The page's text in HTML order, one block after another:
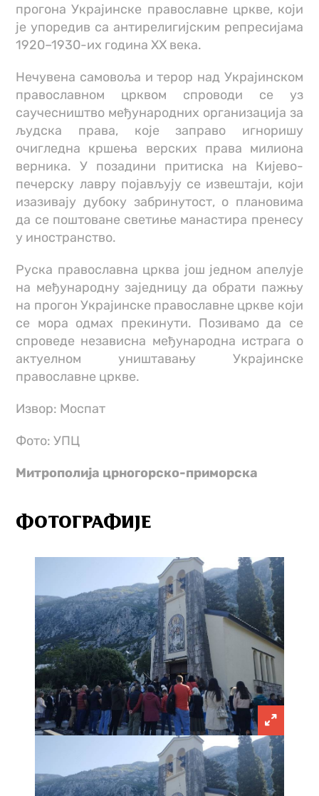
прогона Украјинске православне цркве, који
је упоредив са антирелигијским репресијама
1920–1930-их година XX века.
Нечувена самовоља и терор над Украјинском
православном црквом спроводи се уз
саучесништво међународних организација за
људска права, које заправо игноришу
очигледна кршења верских права милиона
верника. У позадини притиска на Кијево-
печерску лавру појављују се извештаји, који
изазивају дубоку забринутост, о плановима
да се поштоване светиње манастира пренесу
у иностранство.
Руска православна црква још једном апелује
на међународну заједницу да обрати пажњу
на прогон Украјинске православне цркве који
се мора одмах прекинути. Позивамо да се
спроведе независна међународна истрага о
актуелном уништавању Украјинске
православне цркве.
Извор: Моспат
Фото: УПЦ
Митрополија црногорско-приморска
ФОТОГРАФИЈЕ